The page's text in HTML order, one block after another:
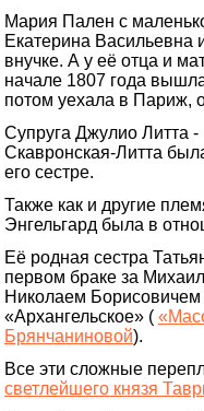
Мария Пален с
Екатерина Васильевна
внучке. А у её отца и
начале 1807 года
потом уехала в Париж,
Супруга Джулио Литта
Скавронская-Литта
его сестре.
Также как и другие
Энгельгард была в
Её родная сестра
первом браке за
Николаем
«Архангельское» (
Брянчаниновой).
Все эти сложные
светлейшего князя